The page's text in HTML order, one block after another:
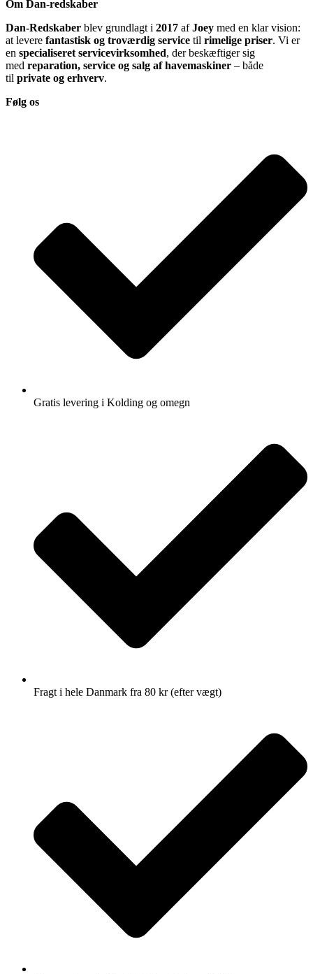
Om Dan-redskaber
Dan-Redskaber blev grundlagt i 2017 afJoey med en klar vision:
at levere fantastisk og troværdig service til rimelige priser. Vi er
en specialiseret servicevirksomhed, der beskæftiger sig
med reparation, service og salg af havemaskiner – både
til private og erhverv.
Følg os
Gratis levering i Kolding og omegn
Fragt i hele Danmark fra 80 kr (efter vægt)